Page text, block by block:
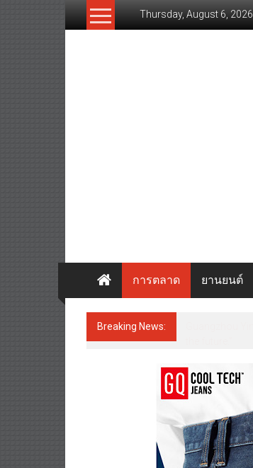
Thursday, August 6, 2026
การตลาด ยานยนต์
Breaking News: